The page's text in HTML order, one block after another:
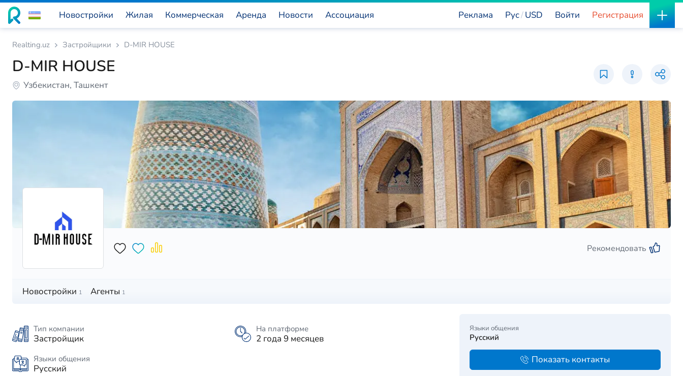
Реклама
Новостройки Жилая Коммерческая Аренда Новости Ассоциация Рус USD Войти Регистрация
Realting.uz Застройщики D-MIR HOUSE
D-MIR HOUSE
Узбекистан, Ташкент
Рекомендовать
Новостройки 1 Агенты 1
Тип компании
Застройщик
На платформе
2 года 9 месяцев
Языки общения
Русский
Языки общения
Русский
Показать контакты